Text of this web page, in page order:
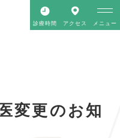
診療時間 アクセス メニュー
変更のお知